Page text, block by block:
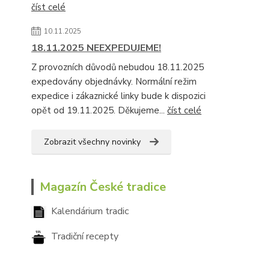
číst celé
10.11.2025
18.11.2025 NEEXPEDUJEME!
Z provozních důvodů nebudou 18.11.2025
expedovány objednávky. Normální režim
expedice i zákaznické linky bude k dispozici
opět od 19.11.2025. Děkujeme... číst celé
Zobrazit všechny novinky
Magazín České tradice
Kalendárium tradic
Tradiční recepty